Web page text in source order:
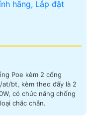
Poe kèm 2 cổng
at/bt, kèm theo đấy là 2
có chức năng chống
chắc chắn.